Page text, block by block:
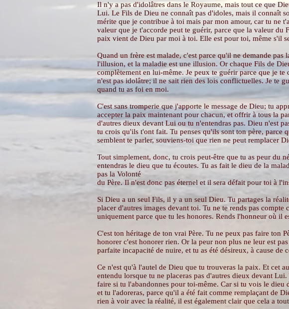
Il n'y a pas d'idolâtres dans le Royaume, mais tout ce que
Lui. Le Fils de Dieu ne connaît pas d'idoles, mais il connaît
mérite que je contribue à toi mais par mon amour, car tu ne
valeur que je t'accorde peut te guérir, parce que la valeur
paix vient de Dieu par moi à toi. Elle est pour toi, même s'il
Quand un frère est malade, c'est parce qu'il ne demande
l'illusion, et la maladie est une illusion. Or chaque Fils de
complètement en lui-même. Je peux te guérir parce que je
n'est pas idolâtre; il ne sait rien des lois conflictuelles. Je te
quand tu as foi en moi.
C'est sans tromperie que j'apporte le message de Dieu; tu
accepter la paix maintenant pour chacun, et offrir à tous la
d'autres dieux devant Lui ou tu n'entendras pas. Dieu n'est
tu crois qu'ils t'ont fait. Tu penses qu'ils sont ton père, parce
semblent te parler, souviens-toi que rien ne peut remplacer
Tout simplement, donc, tu crois peut-être que tu as peur du
entendras le dieu que tu écoutes. Tu as fait le dieu de la
pas la Volonté
du Père. Il n'est donc pas éternel et il sera défait pour toi à
Si Dieu a un seul Fils, il y a un seul Dieu. Tu partages la
placer d'autres images devant toi. Tu ne te rends pas
uniquement parce que tu les honores. Rends l'honneur où il
C'est ton héritage de ton vrai Père. Tu ne peux pas faire ton
honorer c'est honorer rien. Or la peur non plus ne leur est
parfaite incapacité de nuire, et tu as été désireux, à cause
Ce n'est qu'à l'autel de Dieu que tu trouveras la paix. Et cet
entendu lorsque tu ne placeras pas d'autres dieux devant
faire si tu l'abandonnes pour toi-même. Car si tu vois le dieu
et tu l'adoreras, parce qu'il a été fait comme remplaçant de
rien à voir avec la réalité, il est également clair que cela a